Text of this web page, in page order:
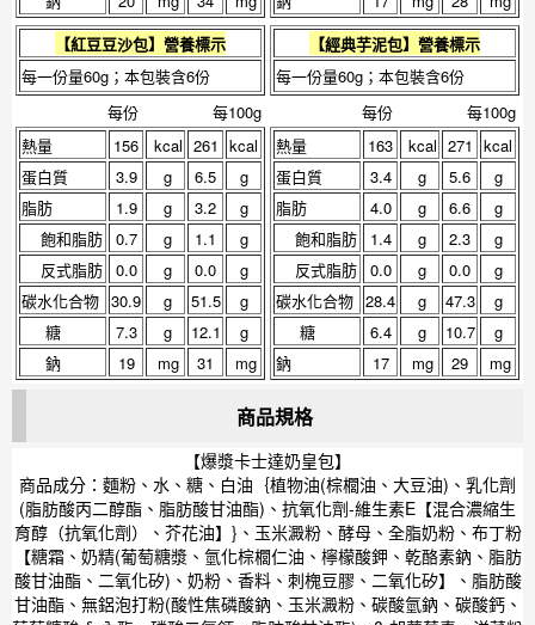
【紅豆豆沙包】營養標示
每一份量60g；本包裝含6份
每份
每100g
熱量
156 kcal 261 kcal
蛋白質
3.9 g 6.5
g
脂肪
1.9 g 3.2
g
飽和脂肪 0.7 g 1.1
g
反式脂肪 0.0 g 0.0
g
碳水化合物 30.9 g 51.5
g
糖
7.3 g 12.1
g
鈉
19 mg 31 mg
【經典芋泥包】營養標示
每一份量60g；本包裝含6份
每份
每100g
熱量
163 kcal 271 kcal
蛋白質
3.4 g 5.6
g
脂肪
4.0 g 6.6
g
飽和脂肪
1.4 g 2.3
g
反式脂肪 0.0 g 0.0
g
碳水化合物 28.4 g 47.3
g
糖
6.4 g 10.7
g
鈉
17 mg 29 mg
商品規格
【爆漿卡士達奶皇包】
商品成分：麵粉、水、糖、白油｛植物油(棕櫚油、大豆油)、乳化劑
(脂肪酸丙二醇酯、脂肪酸甘油酯)、抗氧化劑-維生素E【混合濃縮生
育醇（抗氧化劑）、芥花油】}、玉米澱粉、酵母、全脂奶粉、布丁粉
【糖霜、奶精(葡萄糖漿、氫化棕櫚仁油、檸檬酸鉀、乾酪素鈉、脂肪
酸甘油酯、二氧化矽)、奶粉、香料、刺槐豆膠、二氧化矽】、脂肪酸
甘油酯、無鋁泡打粉(酸性焦磷酸鈉、玉米澱粉、碳酸氫鈉、碳酸鈣、